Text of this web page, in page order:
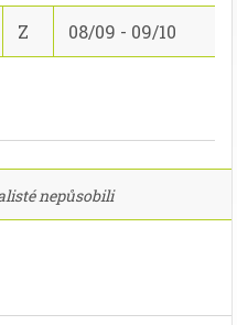
Z 08/09 - 09/10
nepůsobili